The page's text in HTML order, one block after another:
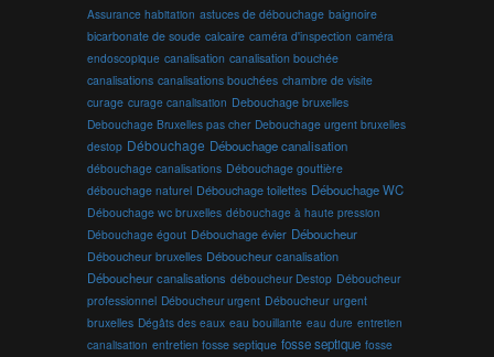
Assurance habitation astuces de débouchage baignoire
bicarbonate de soude calcaire caméra d'inspection caméra
endoscopique canalisation canalisation bouchée
canalisations canalisations bouchées chambre de visite
curage curage canalisation Debouchage bruxelles
Debouchage Bruxelles pas cher Debouchage urgent bruxelles
destop Débouchage Débouchage canalisation
débouchage canalisations Débouchage gouttière
débouchage naturel Débouchage toilettes Débouchage WC
Débouchage wc bruxelles débouchage à haute pression
Débouchage égout Débouchage évier Déboucheur
Déboucheur bruxelles Déboucheur canalisation
Déboucheur canalisations déboucheur Destop Déboucheur
professionnel Déboucheur urgent Déboucheur urgent
bruxelles Dégâts des eaux eau bouillante eau dure entretien
canalisation entretien fosse septique fosse septique fosse